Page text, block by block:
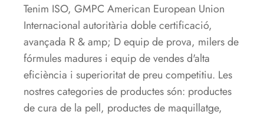
Tenim ISO, GMPC American European Union
Internacional autoritària doble certificació,
avançada R & amp; D equip de prova, milers de
fórmules madures i equip de vendes d'alta
eficiència i superioritat de preu competitiu. Les
nostres categories de productes són: productes
de cura de la pell, productes de maquillatge,